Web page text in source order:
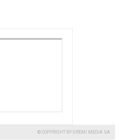
© COPYRIGHT BY GREMI MEDIA SA